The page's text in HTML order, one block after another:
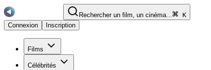
Rechercher un film, un cinéma...
K
Connexion
Inscription
Films
Célébrités